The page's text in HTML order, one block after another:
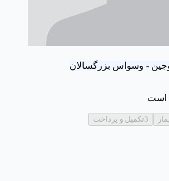
- وسواس بزرگسالان
است
3تکمیل و پرداخت